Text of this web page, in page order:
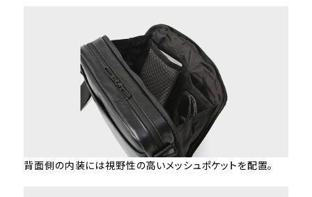
背面側の内装には視野性の高いメッシュポケットを配置。